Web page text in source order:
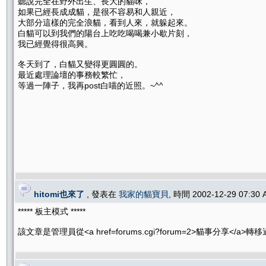
如果已經長成成貓，是很不容易和人親近，
大部分這樣的完全浪貓，看到人來，就躲起來。
白貓可以到我們的陽台上吃吃喝喝兼小歇片刻，
我已經覺得很高興。
冬天到了，白貓又變得更圓圓的。
最近處理論壇的事務較繁忙，
等過一陣子，我再post白喵的近照。~^^
hitomi也來了 , 發表在 我家的貓寶貝 , 時間 2002-12-29 07:30
***** 板主模式 *****
該文章是管理員從<a href=forums.cgi?forum=2>貓事分享</a>轉移